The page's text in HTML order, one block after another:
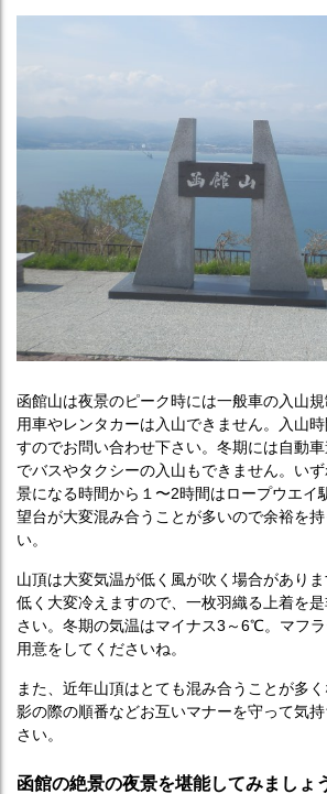
函館山は夜景のピーク時には一般車の入山
用車やレンタカーは入山できません。入山
すのでお問い合わせ下さい。冬期には自動
でバスやタクシーの入山もできません。い
景になる時間から１〜2時間はロープウエイ
望台が大変混み合うことが多いので余裕を
い。
山頂は大変気温が低く風が吹く場合があり
低く大変冷えますので、一枚羽織る上着を
さい。冬期の気温はマイナス3～6℃。マフ
用意をしてくださいね。
また、近年山頂はとても混み合うことが多
影の際の順番などお互いマナーを守って気
さい。
函館の絶景の夜景を堪能してみましょ